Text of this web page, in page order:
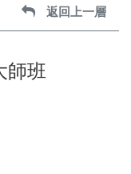
返回上一層
師班